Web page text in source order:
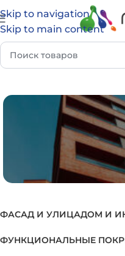
Skip to navigation
Skip to main content
Группа
ФАСАД И УЛИЦАДОМ И
ФУНКЦИОНАЛЬНЫЕ